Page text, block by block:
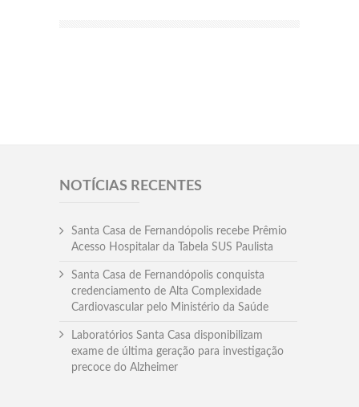
NOTÍCIAS RECENTES
Santa Casa de Fernandópolis recebe Prêmio
Acesso Hospitalar da Tabela SUS Paulista
Santa Casa de Fernandópolis conquista
credenciamento de Alta Complexidade
Cardiovascular pelo Ministério da Saúde
Laboratórios Santa Casa disponibilizam
exame de última geração para investigação
precoce do Alzheimer